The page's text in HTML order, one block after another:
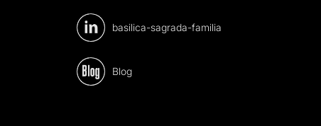
basilica-sagrada-familia
Blog